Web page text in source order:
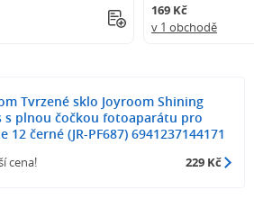
169 Kč
v 1 obchodě
Tvrzené sklo Joyroom Shining
s plnou čočkou fotoaparátu pro
12 černé (JR-PF687) 6941237144171
cena! 229 Kč